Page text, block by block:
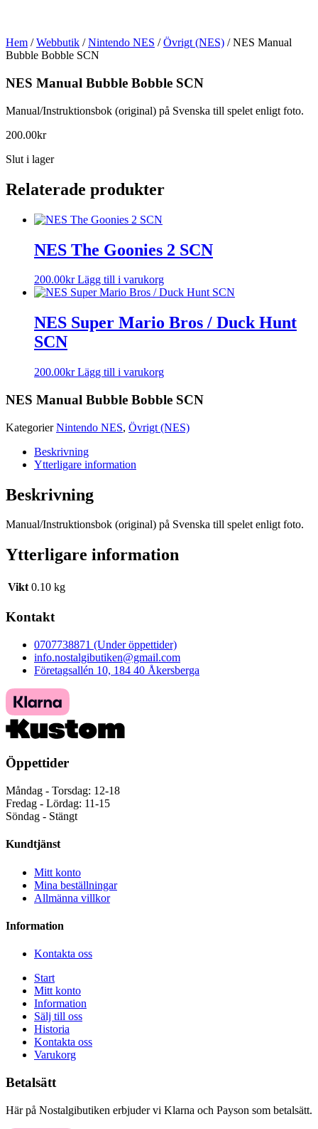
Hem /Webbutik /Nintendo NES /Övrigt (NES) / NES Manual
Bubble Bobble SCN
NES Manual Bubble Bobble SCN
Manual/Instruktionsbok (original) på Svenska till spelet enligt foto.
200.00kr
Slut i lager
Relaterade produkter
NES The Goonies 2 SCN
200.00kr Lägg till i varukorg
NES Super Mario Bros / Duck Hunt
SCN
200.00kr Lägg till i varukorg
NES Manual Bubble Bobble SCN
Kategorier Nintendo NES, Övrigt (NES)
Beskrivning
Ytterligare information
Beskrivning
Manual/Instruktionsbok (original) på Svenska till spelet enligt foto.
Ytterligare information
Vikt 0.10 kg
Kontakt
0707738871 (Under öppettider)
info.nostalgibutiken@gmail.com
Företagsallén 10, 184 40 Åkersberga
Öppettider
Måndag - Torsdag: 12-18
Fredag - Lördag: 11-15
Söndag - Stängt
Kundtjänst
Mitt konto
Mina beställningar
Allmänna villkor
Information
Kontakta oss
Start
Mitt konto
Information
Sälj till oss
Historia
Kontakta oss
Varukorg
Betalsätt
Här på Nostalgibutiken erbjuder vi Klarna och Payson som betalsätt.